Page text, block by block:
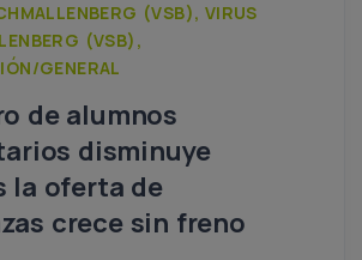
(VSB), VIRUS
(VSB),
GENERAL
de alumnos
disminuye
la oferta de
crece sin freno